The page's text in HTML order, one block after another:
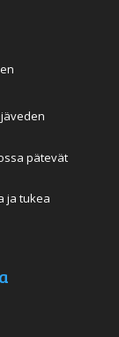
pätevät
ja tukea